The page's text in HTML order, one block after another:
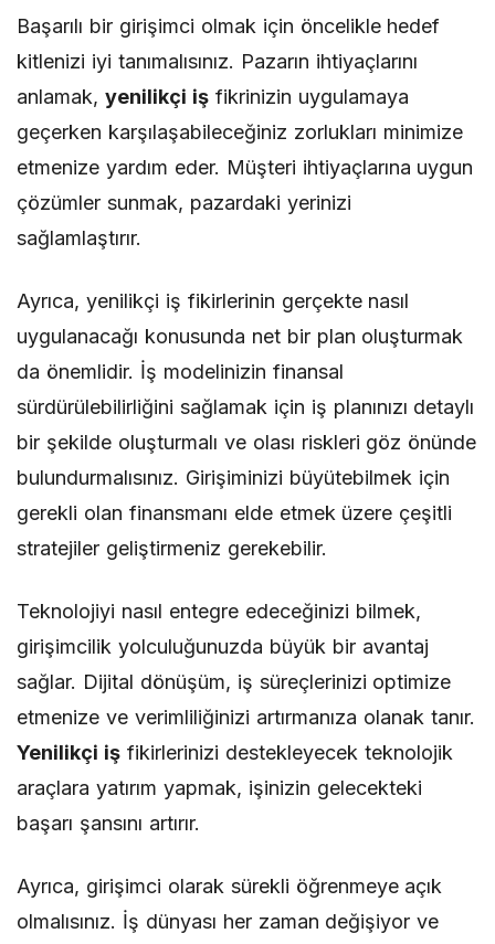
Başarılı bir girişimci olmak için öncelikle hedef
kitlenizi iyi tanımalısınız. Pazarın ihtiyaçlarını
anlamak, yenilikçi işfikrinizin uygulamaya
geçerken karşılaşabileceğiniz zorlukları minimize
etmenize yardım eder. Müşteri ihtiyaçlarına uygun
çözümler sunmak, pazardaki yerinizi
sağlamlaştırır.
Ayrıca, yenilikçi iş fikirlerinin gerçekte nasıl
uygulanacağı konusunda net bir plan oluşturmak
da önemlidir. İş modelinizin finansal
sürdürülebilirliğini sağlamak için iş planınızı detaylı
bir şekilde oluşturmalı ve olası riskleri göz önünde
bulundurmalısınız. Girişiminizi büyütebilmek için
gerekli olan finansmanı elde etmek üzere çeşitli
stratejiler geliştirmeniz gerekebilir.
Teknolojiyi nasıl entegre edeceğinizi bilmek,
girişimcilik yolculuğunuzda büyük bir avantaj
sağlar. Dijital dönüşüm, iş süreçlerinizi optimize
etmenize ve verimliliğinizi artırmanıza olanak tanır.
Yenilikçi işfikirlerinizi destekleyecek teknolojik
araçlara yatırım yapmak, işinizin gelecekteki
başarı şansını artırır.
Ayrıca, girişimci olarak sürekli öğrenmeye açık
olmalısınız. İş dünyası her zaman değişiyor ve